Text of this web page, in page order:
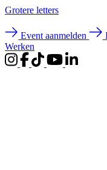
Grotere letters
Event aanmelden
Werken